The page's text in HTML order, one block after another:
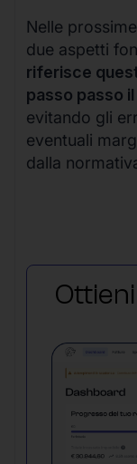
Nelle
due aspetti
riferisce
passo passo
evitando gli
eventuali
dalla